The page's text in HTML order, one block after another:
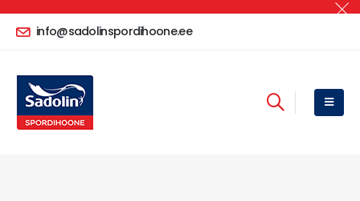
info@sadolinspordihoone.ee